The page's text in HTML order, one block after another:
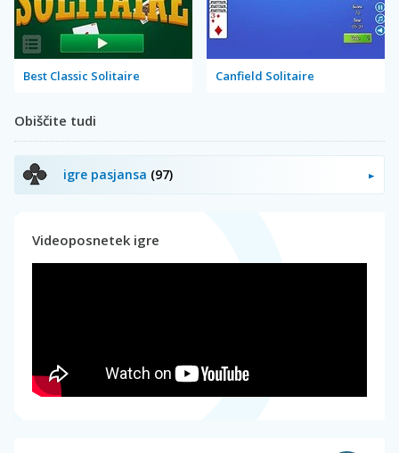
Best Classic Solitaire Canfield Solitaire
Obiščite tudi
igre pasjansa (97)
Videoposnetek igre